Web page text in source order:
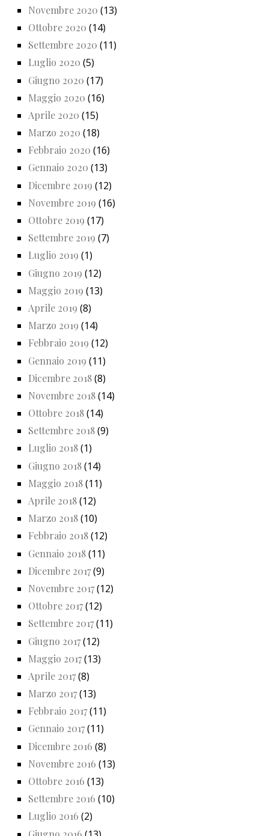
Novembre 2020 (13)
Ottobre 2020 (14)
Settembre 2020 (11)
Luglio 2020 (5)
Giugno 2020 (17)
Maggio 2020 (16)
Aprile 2020 (15)
Marzo 2020 (18)
Febbraio 2020 (16)
Gennaio 2020 (13)
Dicembre 2019 (12)
Novembre 2019 (16)
Ottobre 2019 (17)
Settembre 2019 (7)
Luglio 2019 (1)
Giugno 2019 (12)
Maggio 2019 (13)
Aprile 2019 (8)
Marzo 2019 (14)
Febbraio 2019 (12)
Gennaio 2019 (11)
Dicembre 2018(8)
Novembre 2018(14)
Ottobre 2018(14)
Settembre 2018(9)
Luglio 2018(1)
Giugno 2018(14)
Maggio 2018(11)
Aprile 2018(12)
Marzo 2018(10)
Febbraio 2018(12)
Gennaio 2018(11)
Dicembre 2017(9)
Novembre 2017(12)
Ottobre 2017(12)
Settembre 2017(11)
Giugno 2017(12)
Maggio 2017(13)
Aprile 2017(8)
Marzo 2017(13)
Febbraio 2017(11)
Gennaio 2017(11)
Dicembre 2016 (8)
Novembre 2016 (13)
Ottobre 2016 (13)
Settembre 2016 (10)
Luglio 2016 (2)